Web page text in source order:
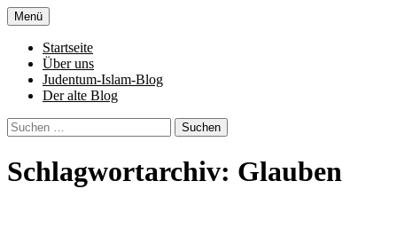
Zum
Inhalt
springen
Al-Adala.de
von allem
Menü
Startseite
Über uns
Judentum-Islam-Blog
Der alte Blog
Suchen
nach:
Schlagwortarchiv: Glauben